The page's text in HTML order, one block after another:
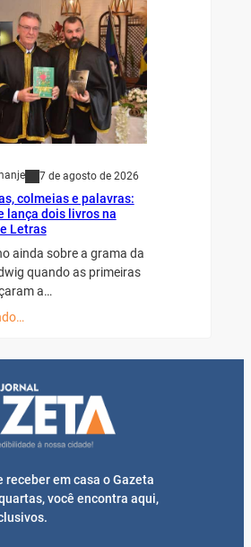
7 de agosto de 2026
colmeias e palavras:
lança dois livros na
Letras
ainda sobre a grama da
quando as primeiras
a…
receber em casa o Gazeta
você encontra aqui,